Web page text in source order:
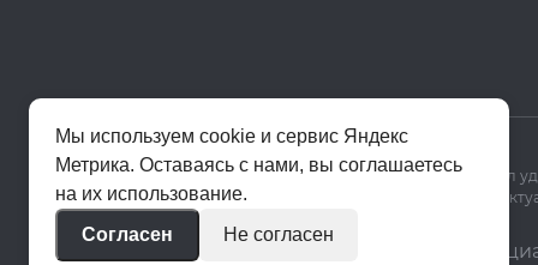
Мы используем cookie и Яндекс Метрику, чтобы сайт работал
Цены на сайте помогают ориентироваться в ассортименте.
© 2020–2026 «Апекс» Политика
Мы используем cookie и сервис Яндекс
Метрика. Оставаясь с нами, вы соглашаетесь
на их использование.
Согласен
Не согласен